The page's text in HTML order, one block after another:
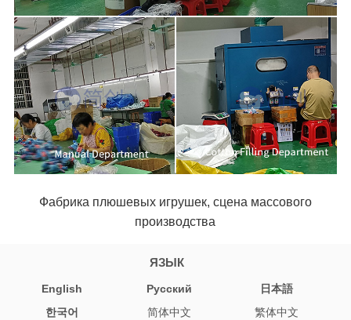
Фабрика плюшевых игрушек, сцена массового
производства
ЯЗЫК
English Pусский
日本語
한국어
简体中文 繁体中文